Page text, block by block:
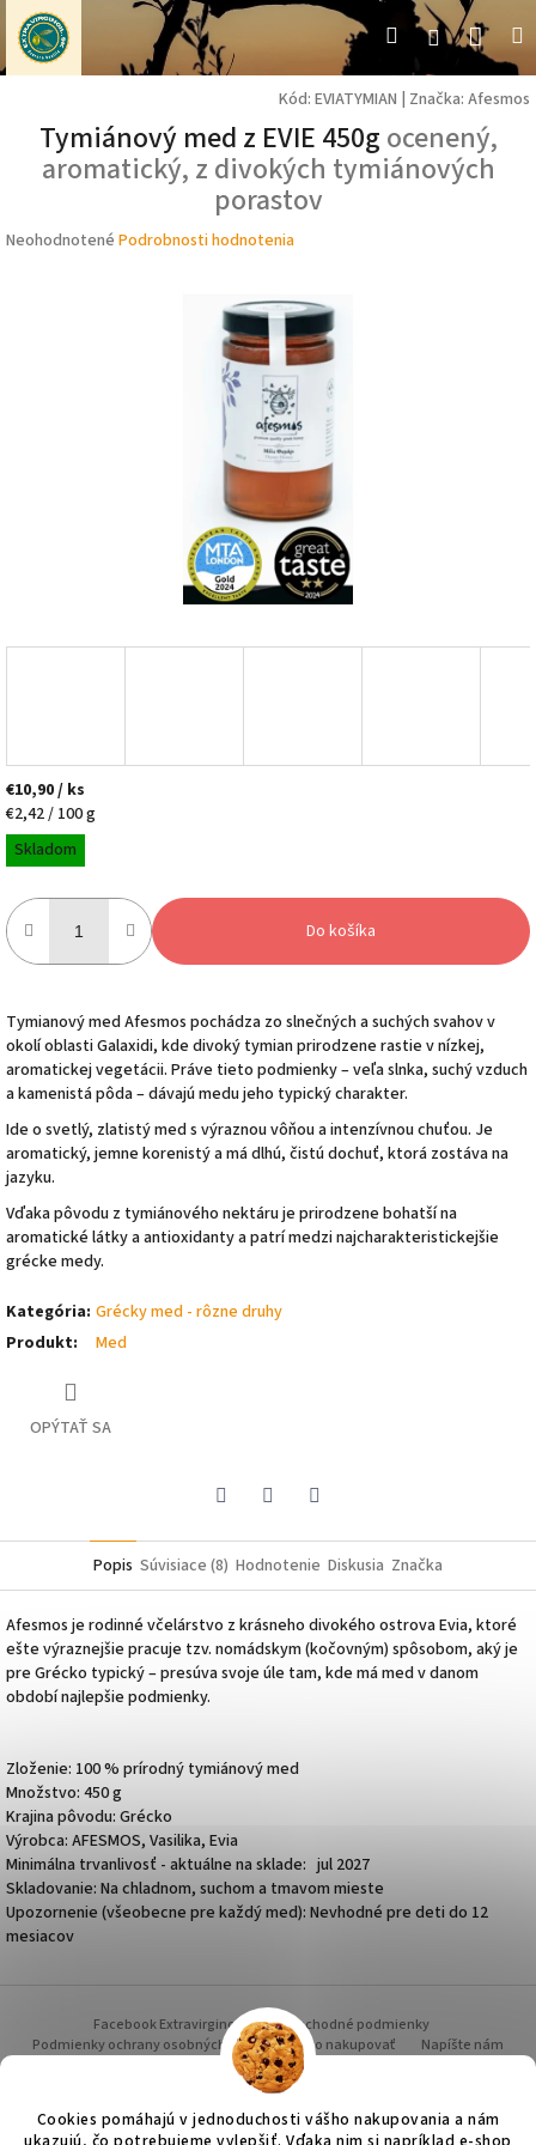
Cookies pomáhajú v jednoduchosti vášho nakupovania a nám
Prejsť
obsah
HľadaťPrihlásenie
Kód: EVIATYMIAN Značka: Afesmos
Tymiánový med z EVIE 450g ocenený,
aromatický, z divokých tymiánových
porastov
Priemerné
Neohodnotené Podrobnosti hodnotenia
€10,90/ ks
Jednotková
cena:
€2,42 / 100 g
Skladom
Do košíka
Tymianový med Afesmos pochádza zo slnečných a suchých svahov v
okolí oblastiGalaxidi, kde divoký tymian prirodzene rastie v nízkej,
aromatickej vegetácii. Práve tieto podmienky – veľa slnka, suchý vzduch
a kamenistá pôda – dávajú medu jeho typický charakter.
Ide o svetlý, zlatistý med s výraznou vôňou a intenzívnou chuťou. Je
aromatický, jemne korenistý a má dlhú, čistú dochuť, ktorá zostáva na
jazyku.
Vďaka pôvodu z tymiánového nektáru je prirodzene bohatší na
aromatické látky a antioxidanty a patrí medzi najcharakteristickejšie
grécke medy.
Kategória: Grécky med - rôzne druhy
Produkt: Med
OPÝTAŤ SA
Popis Súvisiace (8) Hodnotenie Diskusia Značka
Afesmos je rodinné včelárstvo z krásneho divokého ostrovaEvia, ktoré
ešte výraznejšie pracuje tzv. nomádskym (kočovným) spôsobom, aký je
pre Grécko typický – presúva svoje úle tam, kde má med v danom
období najlepšie podmienky.
Zloženie: 100 % prírodný tymiánový med
Množstvo: 450 g
Krajina pôvodu: Grécko
Výrobca: AFESMOS, Vasilika, Evia
Minimálna trvanlivosť - aktuálne na sklade: jul 2027
Skladovanie: Na chladnom, suchom a tmavom mieste
Upozornenie (všeobecne pre každý med): Nevhodné pre deti do 12
mesiacov
p
ä
Facebook Extravirginoil.sk
Obchodné podmienky
Podmienky ochrany osobných údajov
Ako nakupovať
Napíšte nám
Doprava a platba
O NÁS - prečo práve Grécko